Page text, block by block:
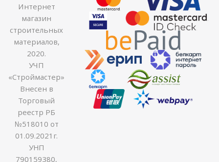
Интернет
магазин
строительных
материалов,
2020.
УЧП
«Строймастер»
Внесен в
Торговый
реестр РБ
№518010 от
01.09.2021г.
УНП
790159380,